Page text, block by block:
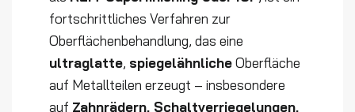
fortschrittliches Verfahren zur
Oberflächenbehandlung, das eine
ultraglatte, spiegelähnlicheOberfläche
auf Metallteilen erzeugt – insbesondere
auf Zahnrädern, Schaltverriegelungen,